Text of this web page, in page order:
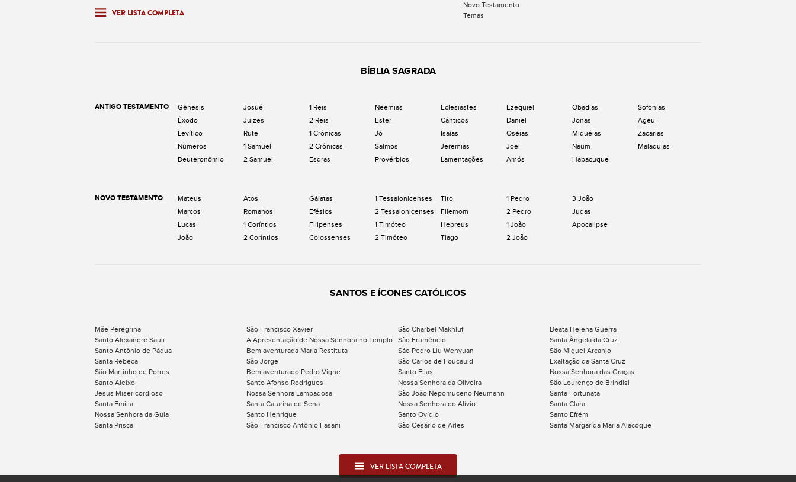
VER LISTA COMPLETA
Novo Testamento
Temas
BÍBLIA SAGRADA
ANTIGO TESTAMENTO
Gênesis
Êxodo
Levítico
Números
Deuteronômio
Josué
Juizes
Rute
1 Samuel
2 Samuel
1 Reis
2 Reis
1 Crônicas
2 Crônicas
Esdras
Neemias
Ester
Jó
Salmos
Provérbios
Eclesiastes
Cânticos
Isaías
Jeremias
Lamentações
Ezequiel
Daniel
Oséias
Joel
Amós
Obadias
Jonas
Miquéias
Naum
Habacuque
Sofonias
Ageu
Zacarias
Malaquias
NOVO TESTAMENTO
Mateus
Marcos
Lucas
João
Atos
Romanos
1 Coríntios
2 Coríntios
Gálatas
Efésios
Filipenses
Colossenses
1 Tessalonicenses
2 Tessalonicenses
1 Timóteo
2 Timóteo
Tito
Filemom
Hebreus
Tiago
1 Pedro
2 Pedro
1 João
2 João
3 João
Judas
Apocalipse
SANTOS E ÍCONES CATÓLICOS
Mãe Peregrina São Francisco Xavier São Charbel Makhluf
Beata Helena Guerra
Santo Alexandre Sauli
A Apresentação de Nossa Senhora no Templo São Frumêncio
Santa Ângela da Cruz
Santo Antônio de Pádua
Bem aventurada Maria Restituta São Pedro Liu Wenyuan
São Miguel Arcanjo
Santa Rebeca
São Jorge São Carlos de Foucauld
Exaltação da Santa Cruz
São Martinho de Porres
Bem aventurado Pedro Vigne Santo Elias
Nossa Senhora das Graças
Santo Aleixo
Santo Afonso Rodrigues Nossa Senhora da Oliveira
São Lourenço de Brindisi
Jesus Misericordioso
Nossa Senhora Lampadosa São João Nepomuceno Neumann
Santa Fortunata
Santa Emilia
Santa Catarina de Sena Nossa Senhora do Alívio
Santa Clara
Nossa Senhora da Guia
Santo Henrique Santo Ovídio
Santo Efrém
Santa Prisca
São Francisco Antônio Fasani São Cesário de Arles Santa Margarida Maria Alacoque
VER LISTA COMPLETA